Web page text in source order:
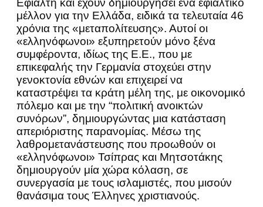
Εφιάλτη και έχουν δημιουργήσει ένα εφιαλτικό
μέλλον για την Ελλάδα, ειδικά τα τελευταία 46
χρόνια της «μεταπολίτευσης». Αυτοί οι
«ελληνόφωνοι» εξυπηρετούν μόνο ξένα
συμφέροντα, ιδίως της Ε.Ε., που με
επικεφαλής την Γερμανία στοχεύει στην
γενοκτονία εθνών και επιχειρεί να
καταστρέψει τα κράτη μέλη της, με οικονομικό
πόλεμο και με την “πολιτική ανοικτών
συνόρων”, δημιουργώντας μια κατάσταση
απεριόριστης παρανομίας. Μέσω της
λαθρομετανάστευσης που προωθούν οι
«ελληνόφωνοι» Τσίπρας και Μητσοτάκης
δημιουργούν μία χώρα κόλαση, σε
συνεργασία με τους ισλαμιστές, που μισούν
θανάσιμα τους Έλληνες χριστιανούς.